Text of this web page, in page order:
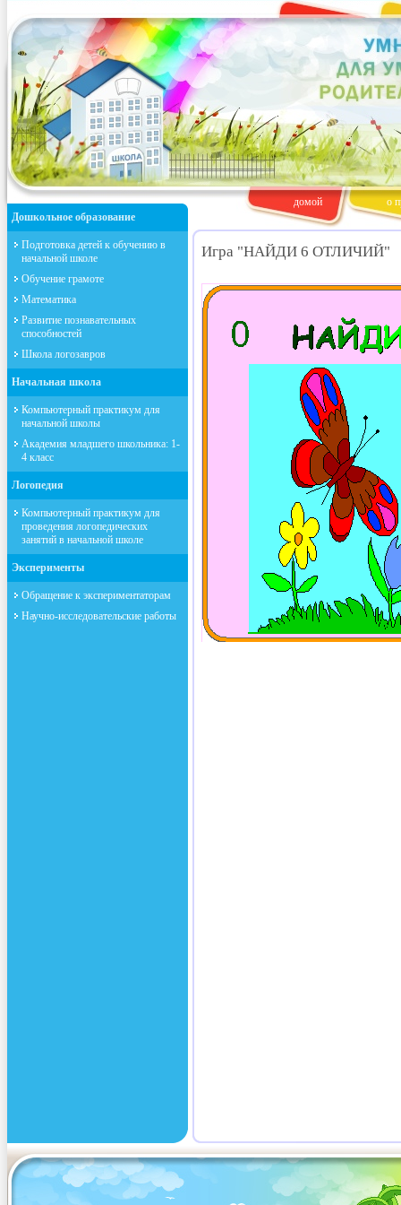
домой
о
Дошкольное образование
Подготовка детей к обучению в
начальной школе
Обучение грамоте
Математика
Развитие познавательных
способностей
Школа логозавров
Начальная школа
Компьютерный практикум для
начальной школы
Академия младшего школьника: 1-
4 класс
Логопедия
Компьютерный практикум для
проведения логопедических
занятий в начальной школе
Эксперименты
Обращение к экспериментаторам
Научно-исследовательские работы
Игра "НАЙДИ 6 ОТЛИЧИЙ"